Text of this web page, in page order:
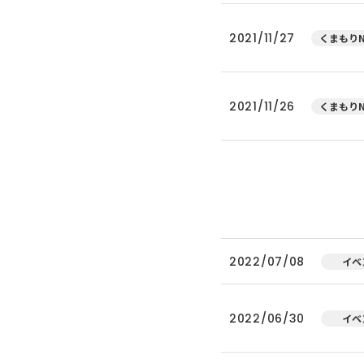
2021/11/27 くまもり
2021/11/26 くまもり
2022/07/08 イ
2022/06/30 イ